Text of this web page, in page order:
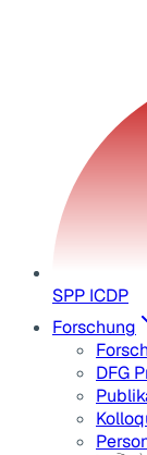
SPP ICDP
Forschung
DFG